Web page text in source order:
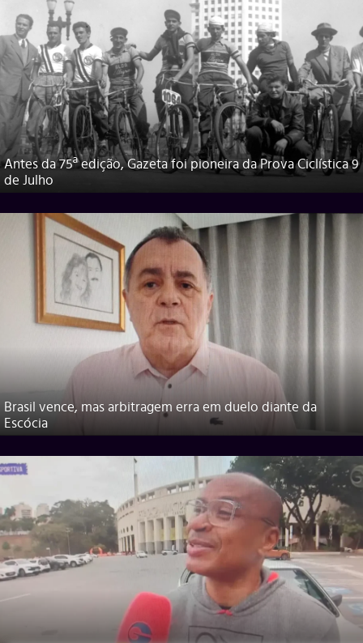
Antes da 75ª edição, Gazeta foi pioneira da Prova Ciclística 9
de Julho
Brasil vence, mas arbitragem erra em duelo diante da
Escócia